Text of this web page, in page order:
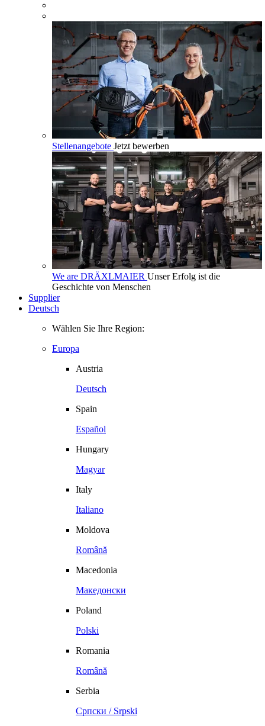
Stellenangebote Jetzt bewerben
We are DRÄXLMAIER Unser Erfolg ist die
Geschichte von Menschen
Supplier
Deutsch
Wählen Sie Ihre Region:
Europa
Austria
Deutsch
Spain
Español
Hungary
Magyar
Italy
Italiano
Moldova
Română
Macedonia
Македонски
Poland
Polski
Romania
Română
Serbia
Српски / Srpski